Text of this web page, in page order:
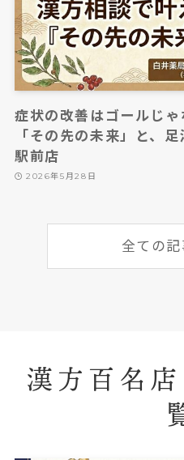
症状の改善はゴールじ
「その先の未来」と、
駅前店
2026年5月28日
全ての
漢方百名